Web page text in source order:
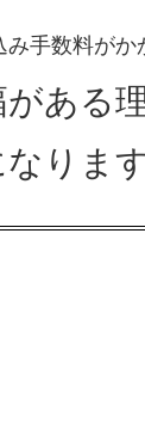
み手数料がか
ある
ります